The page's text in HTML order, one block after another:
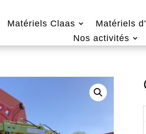
Matériels Claas Matériels
Nos activités